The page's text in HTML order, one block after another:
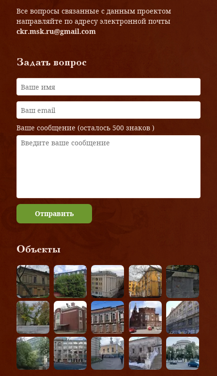
Все вопросы связанные с данным проектом
направляйте по адресу электронной почты
ckr.msk.ru@gmail.com
Задать вопрос
Ваше сообщение (осталось 500 знаков )
Отправить
Объекты